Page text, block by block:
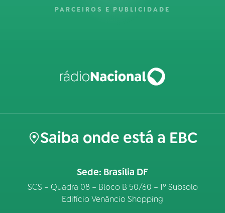
PARCEIROS E PUBLICIDADE
Saiba onde está a EBC
Sede: Brasília DF
SCS – Quadra 08 – Bloco B 50/60 – 1º Subsolo
Edifício Venâncio Shopping